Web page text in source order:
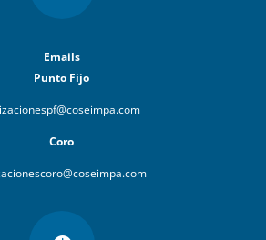
Emails
Punto Fijo
Coro